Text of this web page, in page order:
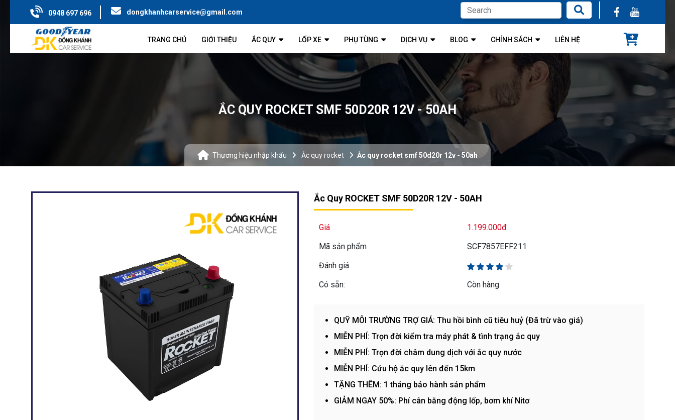
0948 697 696 dongkhanhcarservice@gmail.com
TRANG CHỦ GIỚI THIỆU ẮC QUY LỐP XE PHỤ TÙNG DỊCH VỤ BLOG CHÍNH SÁCH LIÊN HỆ
ẮC QUY ROCKET SMF 50D20R 12V - 50AH
Thương hiệu nhập khẩu Ắc quy rocket Ắc quy rocket smf 50d20r 12v - 50ah
Ắc Quy ROCKET SMF 50D20R 12V - 50AH
Giá
1.199.000đ
Mã sản phẩm
SCF7857EFF211
Đánh giá
Có sẵn:
Còn hàng
QUỸ MÔI TRƯỜNG TRỢ GIÁ: Thu hồi bình cũ tiêu huỷ (Đã trừ vào giá)
MIỄN PHÍ: Trọn đời kiểm tra máy phát & tình trạng ắc quy
MIỄN PHÍ: Trọn đời châm dung dịch với ắc quy nước
MIỄN PHÍ: Cứu hộ ắc quy lên đến 15km
TẶNG THÊM: 1 tháng bảo hành sản phẩm
GIẢM NGAY 50%: Phí cân bằng động lốp, bơm khí Nitơ